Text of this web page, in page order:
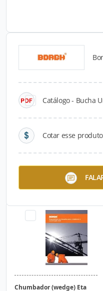
Catálogo - Bucha
Cotar esse produto
Catálogos
Parafuso Concrete Bolt
Premium C25 C45
Chumbador (wedge) Eta